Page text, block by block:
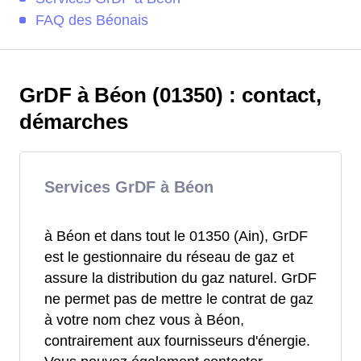
FAQ des Béonais
GrDF à Béon (01350) : contact,
démarches
Services GrDF à Béon
à Béon et dans tout le 01350 (Ain), GrDF
est le gestionnaire du réseau de gaz et
assure la distribution du gaz naturel. GrDF
ne permet pas de mettre le contrat de gaz
à votre nom chez vous à Béon,
contrairement aux fournisseurs d'énergie.